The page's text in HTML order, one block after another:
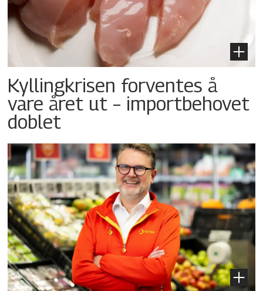
Kyllingkrisen forventes å
vare året ut – importbehovet
doblet